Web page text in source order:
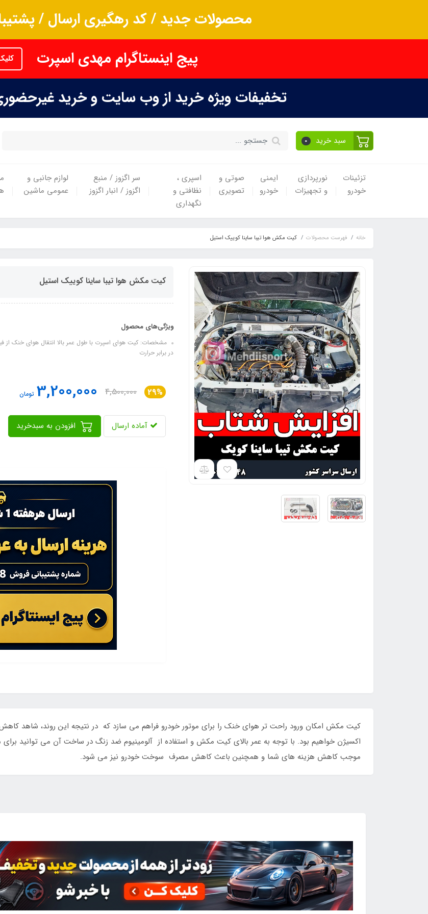
محصولات جدید / کد رهگیری ارسال /
پیج اینستاگرام مهدی اسپرت
تخفیفات ویژه خرید از وب سایت و خرید
سبد خرید 0
تزئینات
خودرو
نورپردازی
و تجهیزات
ایمنی
خودرو
صوتی و
تصویری
اسپری ،
نظافتی و
نگهداری
سر اگزوز / منبع
اگزوز / انبار اگزوز
لوازم جانبی و
عمومی ماشین
خانه فهرست محصولات کیت مکش هوا تیبا ساینا کوییک استیل
کیت مکش هوا تیبا ساینا کوییک استیل
ویژگی‌های محصول
مشخصات: کیت هوای اسپرت با طول عمر بالا انتقال هوای خنک از
در برابر حرارت
29%
4,500,000
3,200,000 تومان
آماده ارسال
کیت مکش امکان ورود راحت تر هوای خنک را برای موتور خودرو فراهم می سازد که در نتیجه این روند، شاهد کاهش
اکسیژن خواهیم بود. با توجه به عمر بالای کیت مکش و استفاده از آلومینیوم ضد زنگ در ساخت آن می توانید
موجب کاهش هزینه های شما و همچنین باعث کاهش مصرف سوخت خودرو نیز می شود.